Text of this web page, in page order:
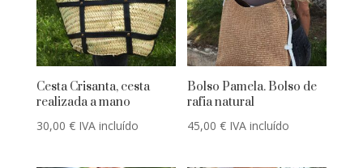
Cesta Crisanta, cesta
realizada a mano
30,00 € IVA incluído
Bolso Pamela. Bolso de
rafia natural
45,00€ IVA incluído